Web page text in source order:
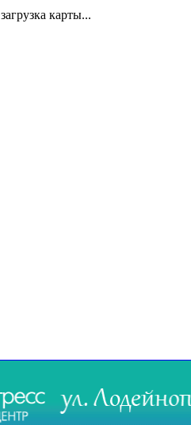
загрузка карты...